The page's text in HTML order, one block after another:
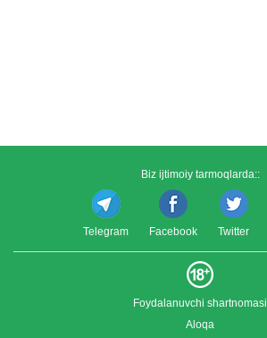
Biz ijtimoiy tarmoqlarda::
Telegram Facebook Twitter
Foydalanuvchi shartnomasi
Aloqa